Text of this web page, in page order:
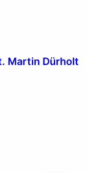
Martin Dürholt